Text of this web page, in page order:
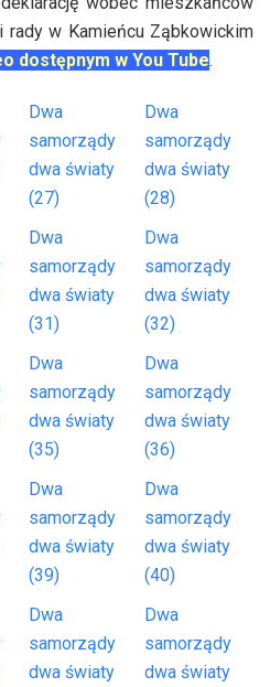
rady w Kamieńcu Ząbkowickim
dostępnym w You Tube.
Dwa
samorządy
dwa światy
(27)
Dwa
samorządy
dwa światy
(28)
Dwa
samorządy
dwa światy
(31)
Dwa
samorządy
dwa światy
(32)
Dwa
samorządy
dwa światy
(35)
Dwa
samorządy
dwa światy
(36)
Dwa
samorządy
dwa światy
(39)
Dwa
samorządy
dwa światy
(40)
Dwa
samorządy
dwa światy
Dwa
samorządy
dwa światy